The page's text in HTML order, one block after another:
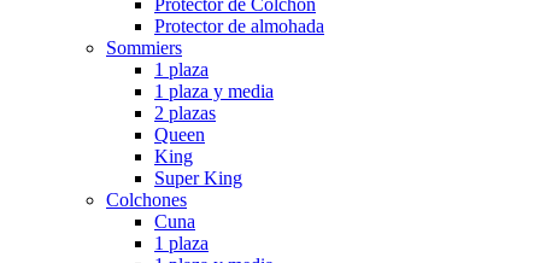
Protector de Colchón
Protector de almohada
Sommiers
1 plaza
1 plaza y media
2 plazas
Queen
King
Super King
Colchones
Cuna
1 plaza